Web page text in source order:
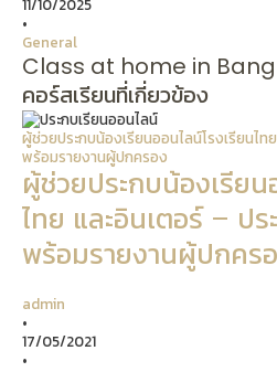
11/10/2025
•
General
Class at home in
คอร์สเรียนที่เกี่ยวข้อง
ผู้ช่วยประกบน้องเรียนออนไลน์โรงเรียนไท
พร้อมรายงานผู้ปกครอง
ผู้ช่วยประกบน้องเรียน
ไทย และอินเตอร์ – ป
พร้อมรายงานผู้ปกคร
admin
•
17/05/2021
•